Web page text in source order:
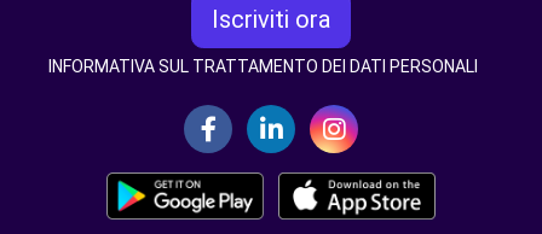
Iscriviti ora
INFORMATIVA SUL TRATTAMENTO DEI DATI PERSONALI